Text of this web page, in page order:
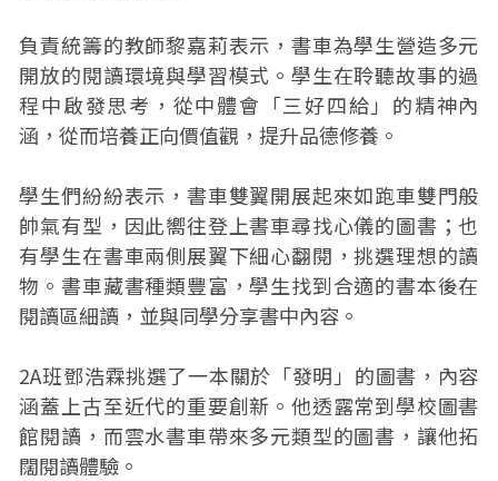
負責統籌的教師黎嘉莉表示，書車為學生營造多元
開放的閱讀環境與學習模式。學生在聆聽故事的過
程中啟發思考，從中體會「三好四給」的精神內
涵，從而培養正向價值觀，提升品德修養。
學生們紛紛表示，書車雙翼開展起來如跑車雙門般
帥氣有型，因此嚮往登上書車尋找心儀的圖書；也
有學生在書車兩側展翼下細心翻閱，挑選理想的讀
物。書車藏書種類豐富，學生找到合適的書本後在
閱讀區細讀，並與同學分享書中內容。
2A班鄧浩霖挑選了一本關於「發明」的圖書，內容
涵蓋上古至近代的重要創新。他透露常到學校圖書
館閱讀，而雲水書車帶來多元類型的圖書，讓他拓
闊閱讀體驗。